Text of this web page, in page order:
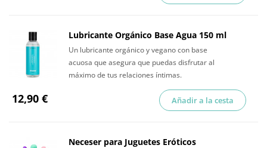
Lubricante Orgánico Base Agua 150 ml
Un lubricante orgánico y vegano con base
acuosa que asegura que puedas disfrutar al
máximo de tus relaciones íntimas.
12,90 € Añadir a la cesta
Neceser para Juguetes Eróticos